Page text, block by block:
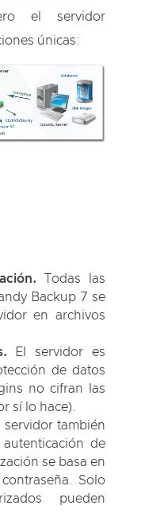
el servidor
únicas:
Todas las
Backup 7 se
en archivos
El servidor es
de datos
no cifran las
sí lo hace).
servidor también
de
se basa en
Solo
pueden